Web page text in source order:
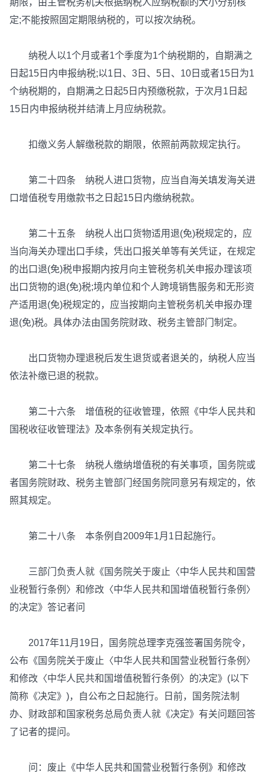
期限，由主管税务机关根据纳税人应纳税额的大小分别核
定;不能按照固定期限纳税的，可以按次纳税。
纳税人以1个月或者1个季度为1个纳税期的，自期满之
日起15日内申报纳税;以1日、3日、5日、10日或者15日为1
个纳税期的，自期满之日起5日内预缴税款，于次月1日起
15日内申报纳税并结清上月应纳税款。
扣缴义务人解缴税款的期限，依照前两款规定执行。
第二十四条 纳税人进口货物，应当自海关填发海关进
口增值税专用缴款书之日起15日内缴纳税款。
第二十五条 纳税人出口货物适用退(免)税规定的，应
当向海关办理出口手续，凭出口报关单等有关凭证，在规定
的出口退(免)税申报期内按月向主管税务机关申报办理该项
出口货物的退(免)税;境内单位和个人跨境销售服务和无形资
产适用退(免)税规定的，应当按期向主管税务机关申报办理
退(免)税。具体办法由国务院财政、税务主管部门制定。
出口货物办理退税后发生退货或者退关的，纳税人应当
依法补缴已退的税款。
第二十六条 增值税的征收管理，依照《中华人民共和
国税收征收管理法》及本条例有关规定执行。
第二十七条 纳税人缴纳增值税的有关事项，国务院或
者国务院财政、税务主管部门经国务院同意另有规定的，依
照其规定。
第二十八条 本条例自2009年1月1日起施行。
三部门负责人就《国务院关于废止〈中华人民共和国营
业税暂行条例〉和修改〈中华人民共和国增值税暂行条例〉
的决定》答记者问
2017年11月19日，国务院总理李克强签署国务院令，
公布《国务院关于废止〈中华人民共和国营业税暂行条例〉
和修改〈中华人民共和国增值税暂行条例〉的决定》(以下
简称《决定》)，自公布之日起施行。日前，国务院法制
办、财政部和国家税务总局负责人就《决定》有关问题回答
了记者的提问。
问：废止《中华人民共和国营业税暂行条例》和修改